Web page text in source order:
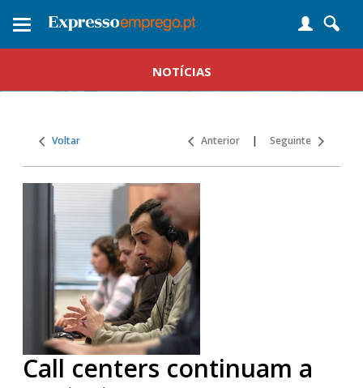
Toggle
NOTÍCIAS
Voltar Anterior | Seguinte
Call centers continuam a